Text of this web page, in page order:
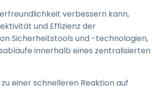
verbessern kann,
und Effizienz der
Sicherheitstools und -technologien,
innerhalb eines zentralisierten
einer schnelleren Reaktion auf